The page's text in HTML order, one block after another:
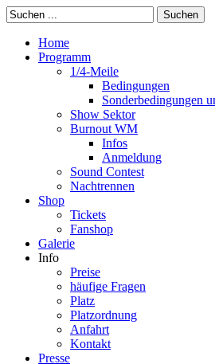
Suchen
Home
Programm
1/4-Meile
Bedingungen
Sonderbedingungen
Show Sektor
Burnout WM
Infos
Anmeldung
Sound Contest
Nachtrennen
Shop
Tickets
Fanshop
Galerie
Info
Preise
häufige Fragen
Platz
Platzordnung
Anfahrt
Kontakt
Presse